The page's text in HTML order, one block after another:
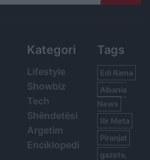
Kategori
Lifestyle
Showbiz
Tech
Shëndetësi
Argetim
Enciklopedi
Tags
Edi Rama
Albania
News
Ilir Meta
Piranjat
gazeta,